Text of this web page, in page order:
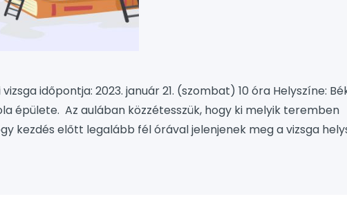
időpontja: 2023. január 21. (szombat) 10 óra Helyszíne:
épülete. Az aulában közzétesszük, hogy ki melyik teremben
kezdés előtt legalább fél órával jelenjenek meg a vizsga
nem használható, kék…